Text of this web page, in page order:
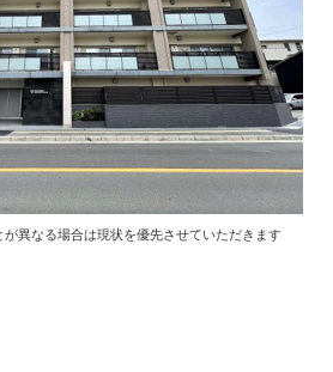
異なる場合は現状を優先させていただきます